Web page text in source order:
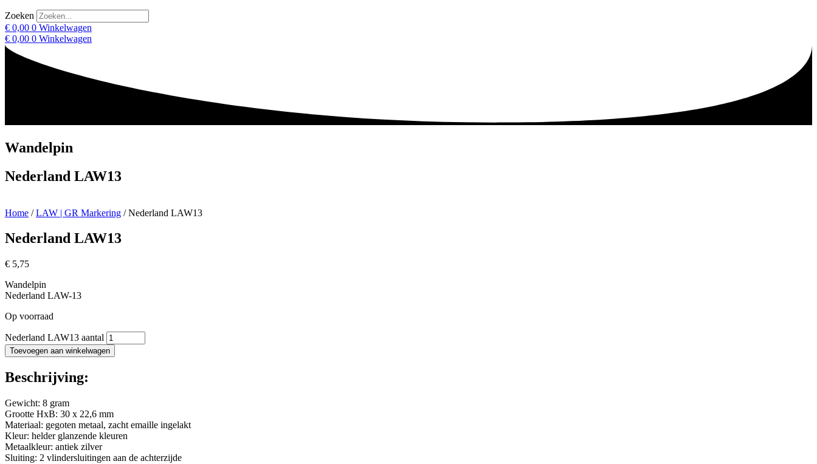
Zoeken
€ 0,00 0 Winkelwagen
€ 0,00 0 Winkelwagen
Wandelpin
Nederland LAW13
Home /LAW | GR Markering / Nederland LAW13
Nederland LAW13
€ 5,75
Wandelpin
Nederland LAW-13
Op voorraad
Nederland LAW13 aantal
Toevoegen aan winkelwagen
Beschrijving:
Gewicht: 8 gram
Grootte HxB: 30 x 22,6 mm
Materiaal: gegoten metaal, zacht emaille ingelakt
Kleur: helder glanzende kleuren
Metaalkleur: antiek zilver
Sluiting: 2 vlindersluitingen aan de achterzijde